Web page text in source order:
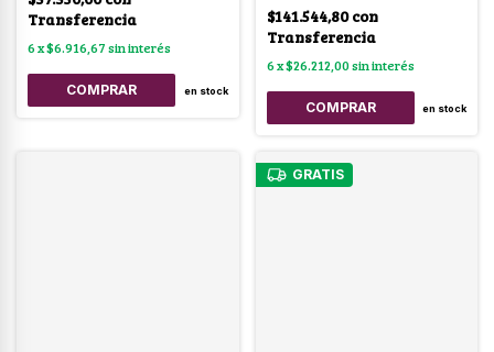
Transferencia
6x$6.916,67sin interés
COMPRAR en stock
$141.544,80con
Transferencia
6x$26.212,00sin interés
COMPRAR en stock
GRATIS